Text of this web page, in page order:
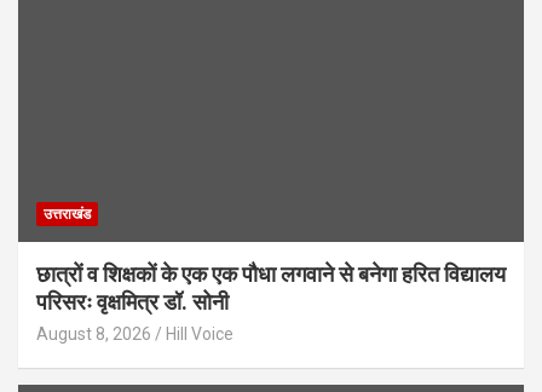
उत्तराखंड
छात्रों व शिक्षकों के एक एक पौधा लगवाने से बनेगा हरित विद्यालय
परिसरः वृक्षमित्र डॉ. सोनी
August 8, 2026 Hill Voice